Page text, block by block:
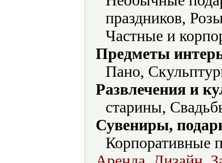
праздников,
Частные и
Предметы
Пано,
Развлечения и
старины,
Сувениры,
Корпоративные